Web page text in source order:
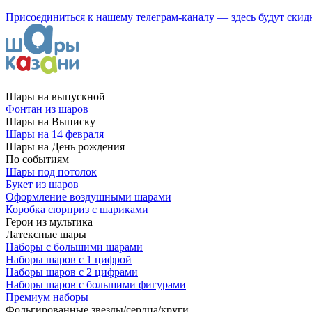
Присоединиться к нашему телеграм-каналу — здесь будут
Шары на выпускной
Фонтан из шаров
Шары на Выписку
Шары на 14 февраля
Шары на День рождения
По событиям
Шары под потолок
Букет из шаров
Оформление воздушными шарами
Коробка сюрприз с шариками
Герои из мультика
Латексные шары
Наборы с большими шарами
Наборы шаров с 1 цифрой
Наборы шаров с 2 цифрами
Наборы шаров с большими фигурами
Премиум наборы
Фольгированные звезды/сердца/круги